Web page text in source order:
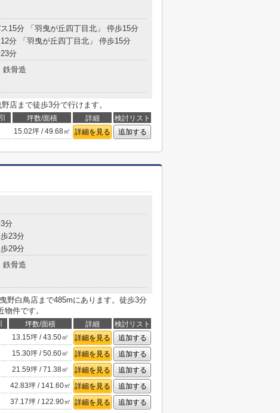
ス15分 「羽曳が丘四丁目北」 停歩15分
12分 「羽曳が丘四丁目北」 停歩15分
分
鉄骨造
店まで徒歩3分で行けます。
坪数/面積 詳細
検討リスト
15.02坪 / 49.68㎡ 詳細を見る 追加する
分
23分
29分
鉄骨造
野白鳥店まで485mにあります。徒歩3分
件です。
坪数/面積 詳細
検討リスト
13.15坪 / 43.50㎡ 詳細を見る
追加する
15.30坪 / 50.60㎡ 詳細を見る
追加する
21.59坪 / 71.38㎡ 詳細を見る
追加する
42.83坪 / 141.60㎡ 詳細を見る
追加する
37.17坪 / 122.90㎡ 詳細を見る 追加する